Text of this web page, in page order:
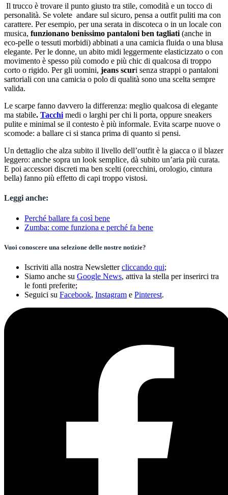
Il trucco è trovare il punto giusto tra stile, comodità e un tocco di
personalità. Se volete andare sul sicuro, pensa a outfit puliti ma con
carattere. Per esempio, per una serata in discoteca o in un locale con
musica, funzionano benissimo pantaloni ben tagliati (anche in
eco-pelle o tessuti morbidi) abbinati a una camicia fluida o una blusa
elegante. Per le donne, un abito midi leggermente elasticizzato o con
movimento è spesso più comodo e più chic di qualcosa di troppo
corto o rigido. Per gli uomini, jeans scuri senza strappi o pantaloni
sartoriali con una camicia o polo di qualità sono una scelta sempre
valida.
Le scarpe fanno davvero la differenza: meglio qualcosa di elegante
ma stabile. Tacchi medi o larghi per chi li porta, oppure sneakers
pulite e minimal se il contesto è più informale. Evita scarpe nuove o
scomode: a ballare ci si stanca prima di quanto si pensi.
Un dettaglio che alza subito il livello dell’outfit è la giacca o il blazer
leggero: anche sopra un look semplice, dà subito un’aria più curata.
E poi accessori discreti ma ben scelti (orecchini, orologio, cintura
bella) fanno più effetto di capi troppo vistosi.
Leggi anche:
Perché ballare fa così bene
Zumba: come funziona e perché fa bene
Vuoi conoscere una selezione delle nostre notizie?
Iscriviti alla nostra Newslettercliccando qui;
Siamo anche su Google News, attiva la stella per inserirci tra
le fonti preferite;
Seguici su Facebook, Instagram e Pinterest.